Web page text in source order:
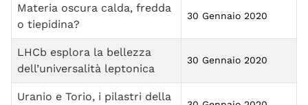
Materia oscura calda, fredda
o tiepidina?
30 Gennaio 2020
LHCb esplora la bellezza
dell’universalità leptonica
30 Gennaio 2020
Uranio e Torio, i pilastri della